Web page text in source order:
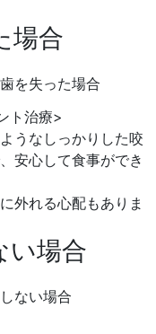
場合
ト治療>
うなしっかりした咬
安心して食事ができ
外れる心配もありま
場合